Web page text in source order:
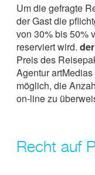
Um die gefragte
der Gast die
von 30% bis 50%
reserviert wird.
Preis des
Agentur
möglich, die
on-line zu
Recht auf